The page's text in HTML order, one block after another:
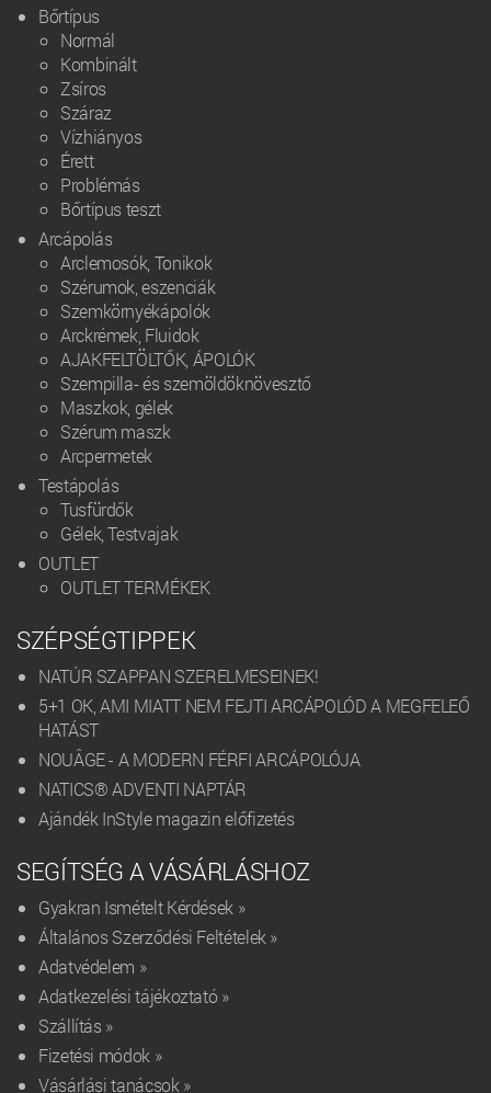
Bőrtípus
Normál
Kombinált
Zsíros
Száraz
Vízhiányos
Érett
Problémás
Bőrtípus teszt
Arcápolás
Arclemosók, Tonikok
Szérumok, eszenciák
Szemkörnyékápolók
Arckrémek, Fluidok
AJAKFELTÖLTŐK, ÁPOLÓK
Szempilla- és szemöldöknövesztő
Maszkok, gélek
Szérum maszk
Arcpermetek
Testápolás
Tusfürdők
Gélek, Testvajak
OUTLET
OUTLET TERMÉKEK
SZÉPSÉGTIPPEK
NATÚR SZAPPAN SZERELMESEINEK!
5+1 OK, AMI MIATT NEM FEJTI ARCÁPOLÓD A MEGFELEŐ
HATÁST
NOUÂGE - A MODERN FÉRFI ARCÁPOLÓJA
NATICS® ADVENTI NAPTÁR
Ajándék InStyle magazin előfizetés
SEGÍTSÉG A VÁSÁRLÁSHOZ
Gyakran Ismételt Kérdések »
Általános Szerződési Feltételek »
Adatvédelem »
Adatkezelési tájékoztató »
Szállítás »
Fizetési módok »
Vásárlási tanácsok »